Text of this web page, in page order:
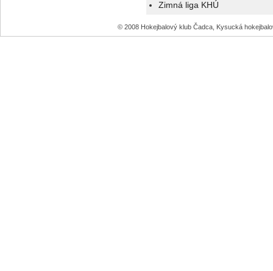
Zimná liga KHÚ
© 2008 Hokejbalový klub Čadca, Kysucká